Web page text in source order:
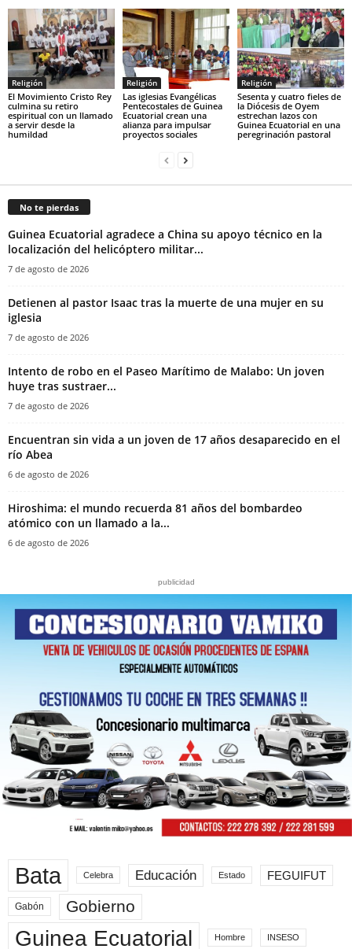
Religión
El Movimiento Cristo Rey
culmina su retiro
espiritual con un llamado
a servir desde la
humildad
Religión
Las iglesias Evangélicas
Pentecostales de Guinea
Ecuatorial crean una
alianza para impulsar
proyectos sociales
Religión
Sesenta y cuatro fieles de
la Diócesis de Oyem
estrechan lazos con
Guinea Ecuatorial en una
peregrinación pastoral
No te pierdas
Guinea Ecuatorial agradece a China su apoyo técnico en la
localización del helicóptero militar...
7 de agosto de 2026
‎Detienen al pastor Isaac tras la muerte de una mujer en su
iglesia‎
7 de agosto de 2026
Intento de robo en el Paseo Marítimo de Malabo: Un joven
huye tras sustraer...
7 de agosto de 2026
Encuentran sin vida a un joven de 17 años desaparecido en el
río Abea
6 de agosto de 2026
Hiroshima: el mundo recuerda 81 años del bombardeo
atómico con un llamado a la...
6 de agosto de 2026
publicidad
Bata Celebra Educación Estado FEGUIFUT
Gabón Gobierno
Guinea Ecuatorial Hombre INSESO